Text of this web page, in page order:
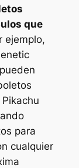
que
ejemplo,
para
cualquier